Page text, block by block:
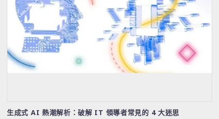
生成式 AI 熱潮解析：破解 IT 領導者常見的 4 大迷思